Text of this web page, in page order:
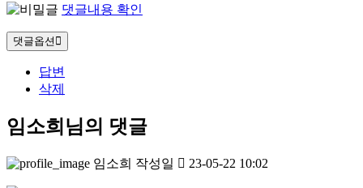
댓글내용 확인
댓글옵션
답변
삭제
임소희님의 댓글
임소희 작성일 23-05-22 10:02